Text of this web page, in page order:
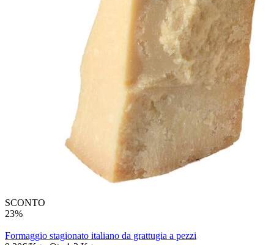
SCONTO
23%
Formaggio stagionato italiano da grattugia a pezzi